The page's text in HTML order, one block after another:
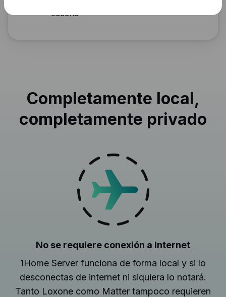
Escena
Completamente local,
completamente privado
No se requiere conexión a Internet
1Home Server funciona de forma local y si lo
desconectas de internet ni siquiera lo notará.
Tanto Loxone como Matter tampoco requieren